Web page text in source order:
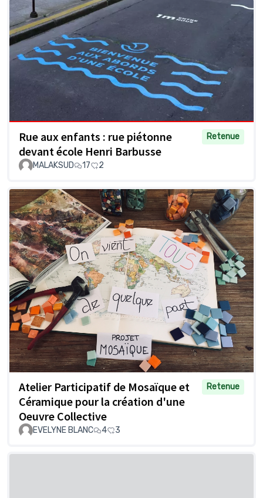
Rue aux enfants : rue piétonne
devant école Henri Barbusse
Retenue
MALAKSUD 17 2
Atelier Participatif de Mosaïque et
Céramique pour la création d'une
Oeuvre Collective
Retenue
EVELYNE BLANC 4 3